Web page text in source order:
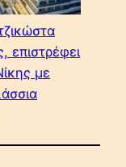
επιστρέφει
με